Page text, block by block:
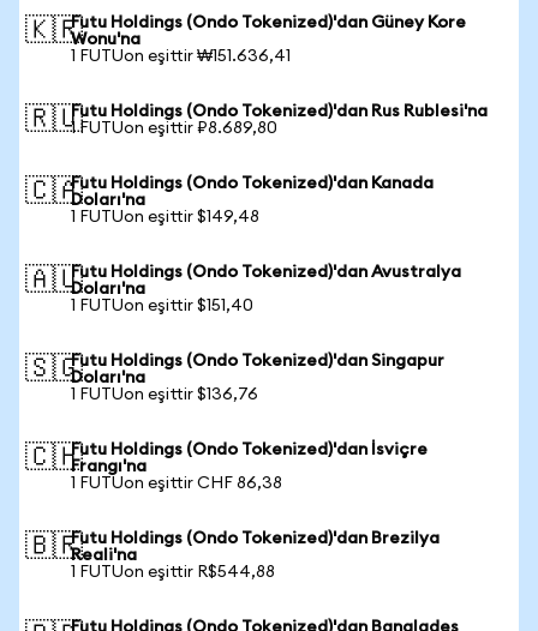
🇰🇷Futu Holdings (Ondo Tokenized)'dan Güney Kore
Wonu'na
1 FUTUon eşittir ₩151.636,41
🇷🇺Futu Holdings (Ondo Tokenized)'dan Rus Rublesi'na
1 FUTUon eşittir ₽8.689,80
🇨🇦Futu Holdings (Ondo Tokenized)'dan Kanada
Doları'na
1 FUTUon eşittir $149,48
🇦🇺Futu Holdings (Ondo Tokenized)'dan Avustralya
Doları'na
1 FUTUon eşittir $151,40
🇸🇬Futu Holdings (Ondo Tokenized)'dan Singapur
Doları'na
1 FUTUon eşittir $136,76
🇨🇭Futu Holdings (Ondo Tokenized)'dan İsviçre
Frangı'na
1 FUTUon eşittir CHF 86,38
🇧🇷Futu Holdings (Ondo Tokenized)'dan Brezilya
Reali'na
1 FUTUon eşittir R$544,88
Futu Holdings (Ondo Tokenized)'dan Bangladeş